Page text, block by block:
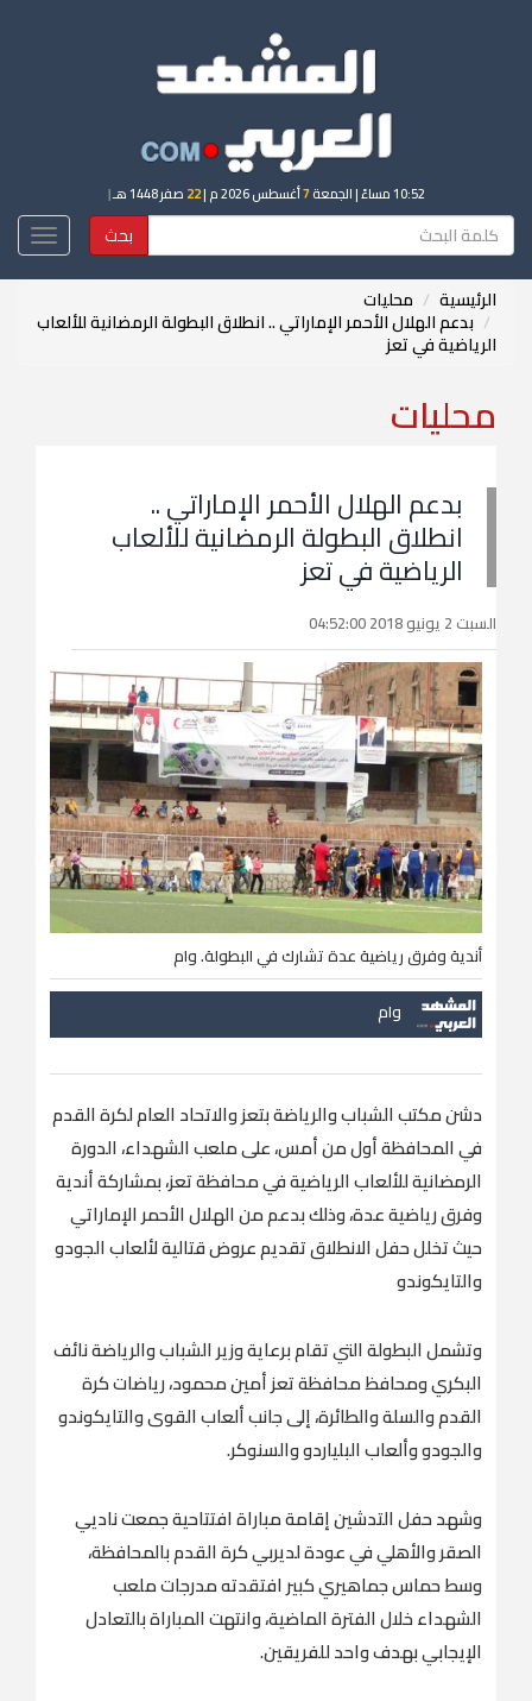
10:52 مساءً | الجمعة7أغسطس 2026 م | 22 صفر 1448 هـ |
بحث
الرئيسية محليات
بدعم الهلال الأحمر الإماراتي .. انطلاق البطولة الرمضانية للألعاب
الرياضية في تعز
محليات
بدعم الهلال الأحمر الإماراتي ..
انطلاق البطولة الرمضانية للألعاب
الرياضية في تعز
السبت 2 يونيو 2018 04:52:00
أندية وفرق رياضية عدة تشارك في البطولة. وام
وام
دشن مكتب الشباب والرياضة بتعز والاتحاد العام لكرة القدم
في المحافظة أول من أمس، على ملعب الشهداء، الدورة
الرمضانية للألعاب الرياضية في محافظة تعز، بمشاركة أندية
وفرق رياضية عدة، وذلك بدعم من الهلال الأحمر الإماراتي
حيث تخلل حفل الانطلاق تقديم عروض قتالية لألعاب الجودو
والتايكوندو
وتشمل البطولة التي تقام برعاية وزير الشباب والرياضة نائف
البكري ومحافظ محافظة تعز أمين محمود، رياضات كرة
القدم والسلة والطائرة، إلى جانب ألعاب القوى والتايكوندو
والجودو وألعاب البلياردو والسنوكر.
وشهد حفل التدشين إقامة مباراة افتتاحية جمعت ناديي
الصقر والأهلي في عودة لديربي كرة القدم بالمحافظة،
وسط حماس جماهيري كبير افتقدته مدرجات ملعب
الشهداء خلال الفترة الماضية، وانتهت المباراة بالتعادل
الإيجابي بهدف واحد للفريقين.